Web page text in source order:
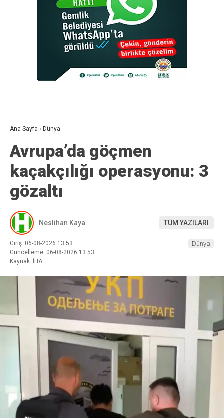
Ana Sayfa › Dünya
Avrupa’da göçmen
kaçakçılığı operasyonu: 3
gözaltı
Neslihan Kaya TÜM YAZILARI
Giriş: 06-08-2026 13:53
Güncelleme: 06-08-2026 13:53
Kaynak: İHA
Dünya